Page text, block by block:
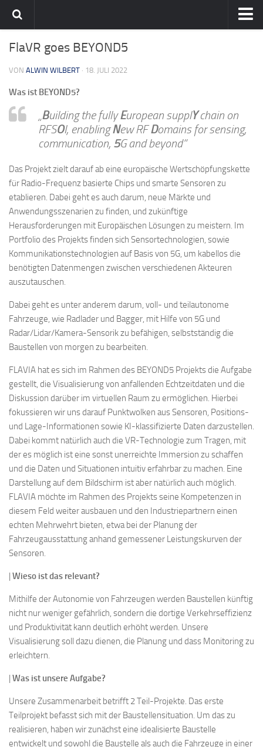
Home
FlaVR goes BEYOND5
VON ALWIN WILBERT · 18. JULI 2022
Was ist BEYOND5?
„Building the fullyEuropean supplYchain on
RFSOI, enablingNew RFDomains for sensing,
communication, 5G and beyond“
Das Projekt zielt darauf ab eine europäische Wertschöpfungskette
für Radio-Frequenz basierte Chips und smarte Sensoren zu
etablieren. Dabei geht es auch darum, neue Märkte und
Anwendungsszenarien zu finden, und zukünftige
Herausforderungen mit Europäischen Lösungen zu meistern. Im
Portfolio des Projekts finden sich Sensortechnologien, sowie
Kommunikationstechnologien auf Basis von 5G, um kabellos die
benötigten Datenmengen zwischen verschiedenen Akteuren
auszutauschen.
Dabei geht es unter anderem darum, voll- und teilautonome
Fahrzeuge, wie Radlader und Bagger, mit Hilfe von 5G und
Radar/Lidar/Kamera-Sensorik zu befähigen, selbstständig die
Baustellen von morgen zu bearbeiten.
FLAVIA hat es sich im Rahmen des BEYOND5 Projekts die Aufgabe
gestellt, die Visualisierung von anfallenden Echtzeitdaten und die
Diskussion darüber im virtuellen Raum zu ermöglichen. Hierbei
fokussieren wir uns darauf Punktwolken aus Sensoren, Positions-
und Lage-Informationen sowie KI-klassifizierte Daten darzustellen.
Dabei kommt natürlich auch die VR-Technologie zum Tragen, mit
der es möglich ist eine sonst unerreichte Immersion zu schaffen
und die Daten und Situationen intuitiv erfahrbar zu machen. Eine
Darstellung auf dem Bildschirm ist aber natürlich auch möglich.
FLAVIA möchte im Rahmen des Projekts seine Kompetenzen in
diesem Feld weiter ausbauen und den Industriepartnern einen
echten Mehrwehrt bieten, etwa bei der Planung der
Fahrzeugausstattung anhand gemessener Leistungskurven der
Sensoren.
| Wieso ist das relevant?
Mithilfe der Autonomie von Fahrzeugen werden Baustellen künftig
nicht nur weniger gefährlich, sondern die dortige Verkehrseffizienz
und Produktivität kann deutlich erhöht werden. Unsere
Visualisierung soll dazu dienen, die Planung und dass Monitoring zu
erleichtern.
| Was ist unsere Aufgabe?
Unsere Zusammenarbeit betrifft 2 Teil-Projekte. Das erste
Teilprojekt befasst sich mit der Baustellensituation. Um das zu
realisieren, haben wir zunächst eine idealisierte Baustelle
entwickelt und sowohl die Baustelle als auch die Fahrzeuge in einer